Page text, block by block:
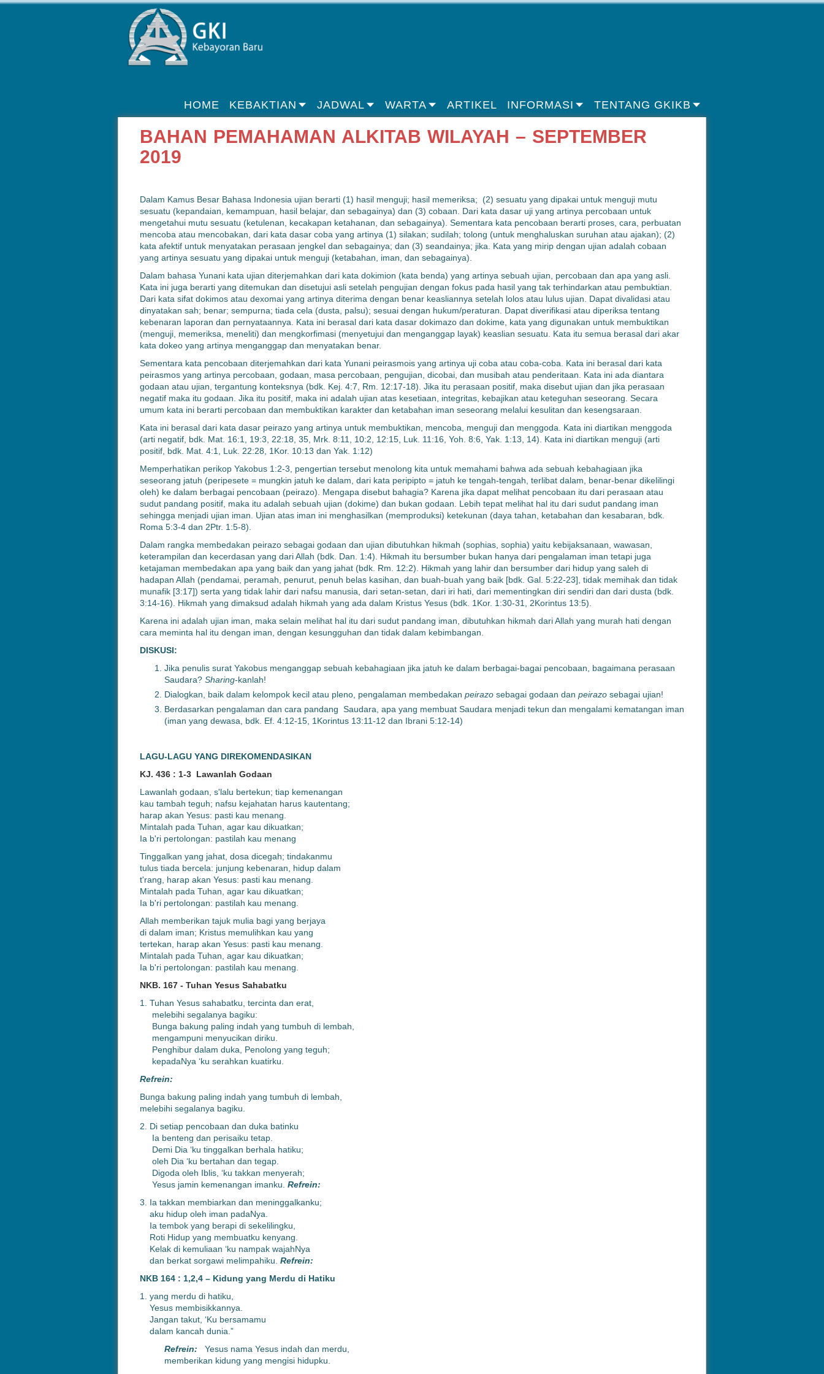
HOME KEBAKTIAN JADWAL WARTA ARTIKEL INFORMASI TENTANG GKIKB
BAHAN PEMAHAMAN ALKITAB WILAYAH – SEPTEMBER
2019
Dalam Kamus Besar Bahasa Indonesia ujian berarti (1) hasil menguji; hasil memeriksa; (2) sesuatu yang dipakai untuk menguji mutu
sesuatu (kepandaian, kemampuan, hasil belajar, dan sebagainya) dan (3) cobaan. Dari kata dasar uji yang artinya percobaan untuk
mengetahui mutu sesuatu (ketulenan, kecakapan ketahanan, dan sebagainya). Sementara kata pencobaan berarti proses, cara, perbuatan
mencoba atau mencobakan, dari kata dasar coba yang artinya (1) silakan; sudilah; tolong (untuk menghaluskan suruhan atau ajakan); (2)
kata afektif untuk menyatakan perasaan jengkel dan sebagainya; dan (3) seandainya; jika. Kata yang mirip dengan ujian adalah cobaan
yang artinya sesuatu yang dipakai untuk menguji (ketabahan, iman, dan sebagainya).
Dalam bahasa Yunani kata ujian diterjemahkan dari kata dokimion (kata benda) yang artinya sebuah ujian, percobaan dan apa yang asli.
Kata ini juga berarti yang ditemukan dan disetujui asli setelah pengujian dengan fokus pada hasil yang tak terhindarkan atau pembuktian.
Dari kata sifat dokimos atau dexomai yang artinya diterima dengan benar keasliannya setelah lolos atau lulus ujian. Dapat divalidasi atau
dinyatakan sah; benar; sempurna; tiada cela (dusta, palsu); sesuai dengan hukum/peraturan. Dapat diverifikasi atau diperiksa tentang
kebenaran laporan dan pernyataannya. Kata ini berasal dari kata dasar dokimazo dan dokime, kata yang digunakan untuk membuktikan
(menguji, memeriksa, meneliti) dan mengkorfimasi (menyetujui dan menganggap layak) keaslian sesuatu. Kata itu semua berasal dari akar
kata dokeo yang artinya menganggap dan menyatakan benar.
Sementara kata pencobaan diterjemahkan dari kata Yunani peirasmois yang artinya uji coba atau coba-coba. Kata ini berasal dari kata
peirasmos yang artinya percobaan, godaan, masa percobaan, pengujian, dicobai, dan musibah atau penderitaan. Kata ini ada diantara
godaan atau ujian, tergantung konteksnya (bdk. Kej. 4:7, Rm. 12:17-18). Jika itu perasaan positif, maka disebut ujian dan jika perasaan
negatif maka itu godaan. Jika itu positif, maka ini adalah ujian atas kesetiaan, integritas, kebajikan atau keteguhan seseorang. Secara
umum kata ini berarti percobaan dan membuktikan karakter dan ketabahan iman seseorang melalui kesulitan dan kesengsaraan.
Kata ini berasal dari kata dasar peirazo yang artinya untuk membuktikan, mencoba, menguji dan menggoda. Kata ini diartikan menggoda
(arti negatif, bdk. Mat. 16:1, 19:3, 22:18, 35, Mrk. 8:11, 10:2, 12:15, Luk. 11:16, Yoh. 8:6, Yak. 1:13, 14). Kata ini diartikan menguji (arti
positif, bdk. Mat. 4:1, Luk. 22:28, 1Kor. 10:13 dan Yak. 1:12)
Memperhatikan perikop Yakobus 1:2-3, pengertian tersebut menolong kita untuk memahami bahwa ada sebuah kebahagiaan jika
seseorang jatuh (peripesete = mungkin jatuh ke dalam, dari kata peripipto = jatuh ke tengah-tengah, terlibat dalam, benar-benar dikelilingi
oleh) ke dalam berbagai pencobaan (peirazo). Mengapa disebut bahagia? Karena jika dapat melihat pencobaan itu dari perasaan atau
sudut pandang positif, maka itu adalah sebuah ujian (dokime) dan bukan godaan. Lebih tepat melihat hal itu dari sudut pandang iman
sehingga menjadi ujian iman. Ujian atas iman ini menghasilkan (memproduksi) ketekunan (daya tahan, ketabahan dan kesabaran, bdk.
Roma 5:3-4 dan 2Ptr. 1:5-8).
Dalam rangka membedakan peirazo sebagai godaan dan ujian dibutuhkan hikmah (sophias, sophia) yaitu kebijaksanaan, wawasan,
keterampilan dan kecerdasan yang dari Allah (bdk. Dan. 1:4). Hikmah itu bersumber bukan hanya dari pengalaman iman tetapi juga
ketajaman membedakan apa yang baik dan yang jahat (bdk. Rm. 12:2). Hikmah yang lahir dan bersumber dari hidup yang saleh di
hadapan Allah (pendamai, peramah, penurut, penuh belas kasihan, dan buah-buah yang baik [bdk. Gal. 5:22-23], tidak memihak dan tidak
munafik [3:17]) serta yang tidak lahir dari nafsu manusia, dari setan-setan, dari iri hati, dari mementingkan diri sendiri dan dari dusta (bdk.
3:14-16). Hikmah yang dimaksud adalah hikmah yang ada dalam Kristus Yesus (bdk. 1Kor. 1:30-31, 2Korintus 13:5).
Karena ini adalah ujian iman, maka selain melihat hal itu dari sudut pandang iman, dibutuhkan hikmah dari Allah yang murah hati dengan
cara meminta hal itu dengan iman, dengan kesungguhan dan tidak dalam kebimbangan.
DISKUSI:
Jika penulis surat Yakobus menganggap sebuah kebahagiaan jika jatuh ke dalam berbagai-bagai pencobaan, bagaimana perasaan
Saudara? Sharing-kanlah!
Dialogkan, baik dalam kelompok kecil atau pleno, pengalaman membedakan peirazo sebagai godaan dan peirazo sebagai ujian!
Berdasarkan pengalaman dan cara pandang Saudara, apa yang membuat Saudara menjadi tekun dan mengalami kematangan iman
(iman yang dewasa, bdk. Ef. 4:12-15, 1Korintus 13:11-12 dan Ibrani 5:12-14)
LAGU-LAGU YANG DIREKOMENDASIKAN
KJ. 436 : 1-3 Lawanlah Godaan
Lawanlah godaan, s'lalu bertekun; tiap kemenangan
kau tambah teguh; nafsu kejahatan harus kautentang;
harap akan Yesus: pasti kau menang.
Mintalah pada Tuhan, agar kau dikuatkan;
Ia b'ri pertolongan: pastilah kau menang
Tinggalkan yang jahat, dosa dicegah; tindakanmu
tulus tiada bercela: junjung kebenaran, hidup dalam
t'rang, harap akan Yesus: pasti kau menang.
Mintalah pada Tuhan, agar kau dikuatkan;
Ia b'ri pertolongan: pastilah kau menang.
Allah memberikan tajuk mulia bagi yang berjaya
di dalam iman; Kristus memulihkan kau yang
tertekan, harap akan Yesus: pasti kau menang.
Mintalah pada Tuhan, agar kau dikuatkan;
Ia b'ri pertolongan: pastilah kau menang.
NKB. 167 - Tuhan Yesus Sahabatku
1. Tuhan Yesus sahabatku, tercinta dan erat,
melebihi segalanya bagiku:
Bunga bakung paling indah yang tumbuh di lembah,
mengampuni menyucikan diriku.
Penghibur dalam duka, Penolong yang teguh;
kepadaNya ‘ku serahkan kuatirku.
Refrein:
Bunga bakung paling indah yang tumbuh di lembah,
melebihi segalanya bagiku.
2. Di setiap pencobaan dan duka batinku
Ia benteng dan perisaiku tetap.
Demi Dia ‘ku tinggalkan berhala hatiku;
oleh Dia ‘ku bertahan dan tegap.
Digoda oleh Iblis, ‘ku takkan menyerah;
Yesus jamin kemenangan imanku. Refrein:
3. Ia takkan membiarkan dan meninggalkanku;
aku hidup oleh iman padaNya.
Ia tembok yang berapi di sekelilingku,
Roti Hidup yang membuatku kenyang.
Kelak di kemuliaan ‘ku nampak wajahNya
dan berkat sorgawi melimpahiku. Refrein:
NKB 164 : 1,2,4 – Kidung yang Merdu di Hatiku
1. yang merdu di hatiku,
Yesus membisikkannya.
Jangan takut, ‘Ku bersamamu
dalam kancah dunia.”
Refrein: Yesus nama Yesus indah dan merdu,
memberikan kidung yang mengisi hidupku.